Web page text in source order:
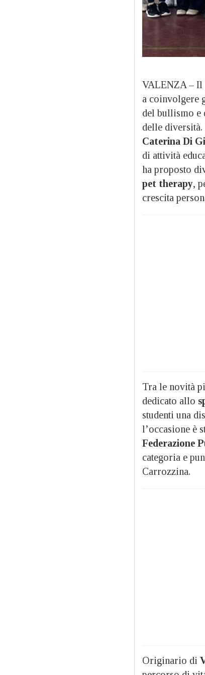
VALENZA – Il
a coinvolgere
del bullismo e
delle
Caterina Di
di attività
ha proposto
pet therapy,
crescita
Tra le novità
dedicato allo
studenti una
l’occasione è
Federazione
categoria e
Carrozzina.
Originario di